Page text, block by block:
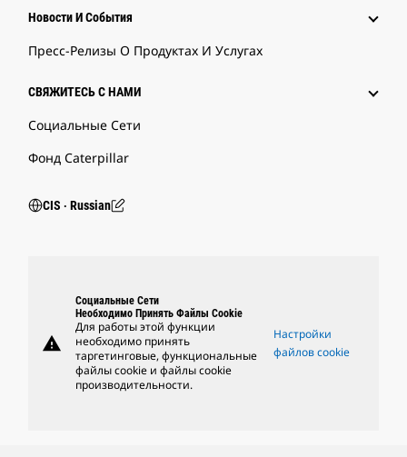
Новости И События
Пресс-Релизы О Продуктах И Услугах
СВЯЖИТЕСЬ С НАМИ
Социальные Сети
Фонд Caterpillar
CIS ‧ Russian
warning
Социальные Сети
Необходимо Принять Файлы Cookie
Для работы этой функции
необходимо принять
таргетинговые, функциональные
файлы cookie и файлы cookie
производительности.
Настройки
файлов cookie